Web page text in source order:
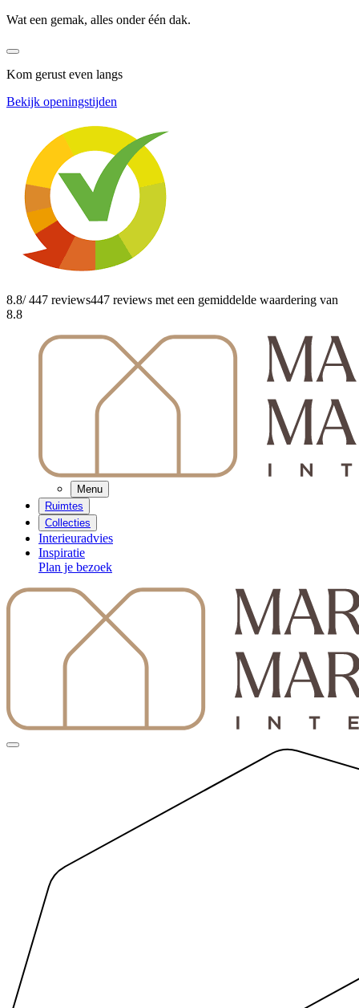
Wat een gemak, alles onder één dak.
Kom gerust even langs
Bekijk openingstijden
8.8/ 447 reviews447 reviews met een gemiddelde waardering van
8.8
Menu
Ruimtes
Collecties
Interieuradvies
Inspiratie
Plan je bezoek